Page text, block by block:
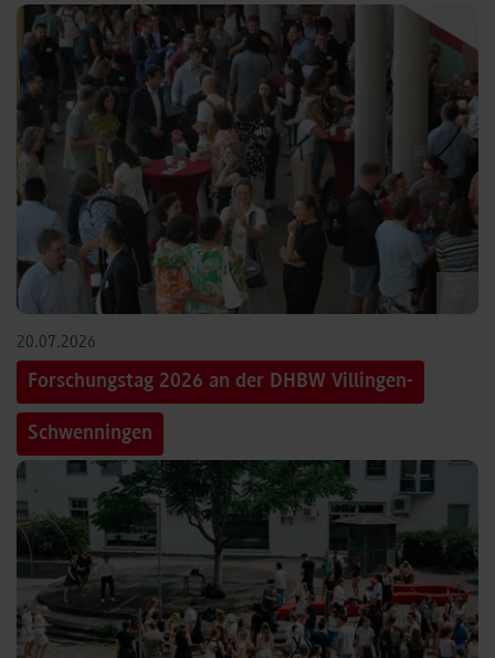
20.07.2026
Forschungstag 2026 an der DHBW Villingen-
Schwenningen